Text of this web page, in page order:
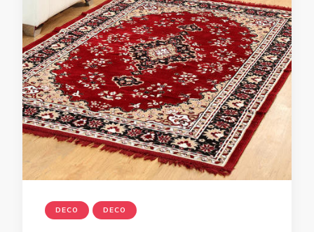
DECO DECO